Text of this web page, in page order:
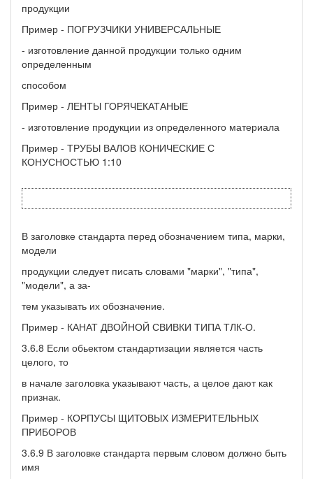
продукции
Пример - ПОГРУЗЧИКИ УНИВЕРСАЛЬНЫЕ
- изготовление данной продукции только одним
определенным
способом
Пример - ЛЕНТЫ ГОРЯЧЕКАТАНЫЕ
- изготовление продукции из определенного материала
Пример - ТРУБЫ ВАЛОВ КОНИЧЕСКИЕ С
КОНУСНОСТЬЮ 1:10
В заголовке стандарта перед обозначением типа, марки,
модели
продукции следует писать словами "марки", "типа",
"модели", а за-
тем указывать их обозначение.
Пример - КАНАТ ДВОЙНОЙ СВИВКИ ТИПА ТЛК-О.
3.6.8 Если обьектом стандартизации является часть
целого, то
в начале заголовка указывают часть, а целое дают как
признак.
Пример - КОРПУСЫ ЩИТОВЫХ ИЗМЕРИТЕЛЬНЫХ
ПРИБОРОВ
3.6.9 В заголовке стандарта первым словом должно быть
имя